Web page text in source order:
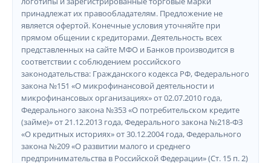
принадлежат их правообладателям. Предложение не
является офертой. Конечные условия уточняйте при
прямом общении с кредиторами. Деятельность всех
представленных на сайте МФО и Банков производится в
соответствии с соблюдением российского
законодательства: Гражданского кодекса РФ, Федерального
закона №151 «О микрофинансовой деятельности и
микрофинансовых организациях» от 02.07.2010 года,
Федерального закона №353 «О потребительском кредите
(займе)» от 21.12.2013 года, Федерального закона №218-ФЗ
«О кредитных историях» от 30.12.2004 года, Федерального
закона №209 «О развитии малого и среднего
предпринимательства в Российской Федерации» (Ст. 15 п. 2)